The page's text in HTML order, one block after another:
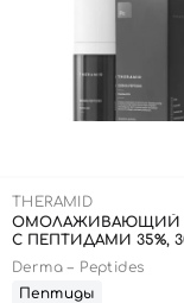
THERAMID
ОМОЛАЖИВАЮЩИЙ
С ПЕПТИДАМИ 35%,
Derma – Peptides
Пептиды